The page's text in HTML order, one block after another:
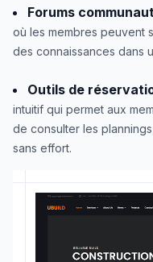
Forums
où les membres peuvent
des connaissances dans
Outils de
intuitif qui permet aux
de consulter les
sans effort.